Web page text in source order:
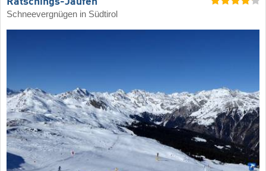
Schneevergnügen in Südtirol